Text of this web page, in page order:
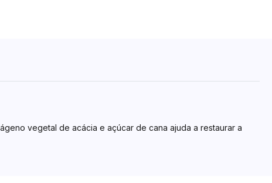
vegetal de acácia e açúcar de cana ajuda a restaurar a